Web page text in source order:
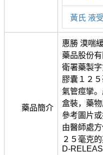
黃氏 液
藥品簡介
惠勝 漠喘
藥品股份
衛署藥製
膠囊１２
氣管痙攣
盒裝，藥
參考圖片
由醫師處
２５毫克
D-